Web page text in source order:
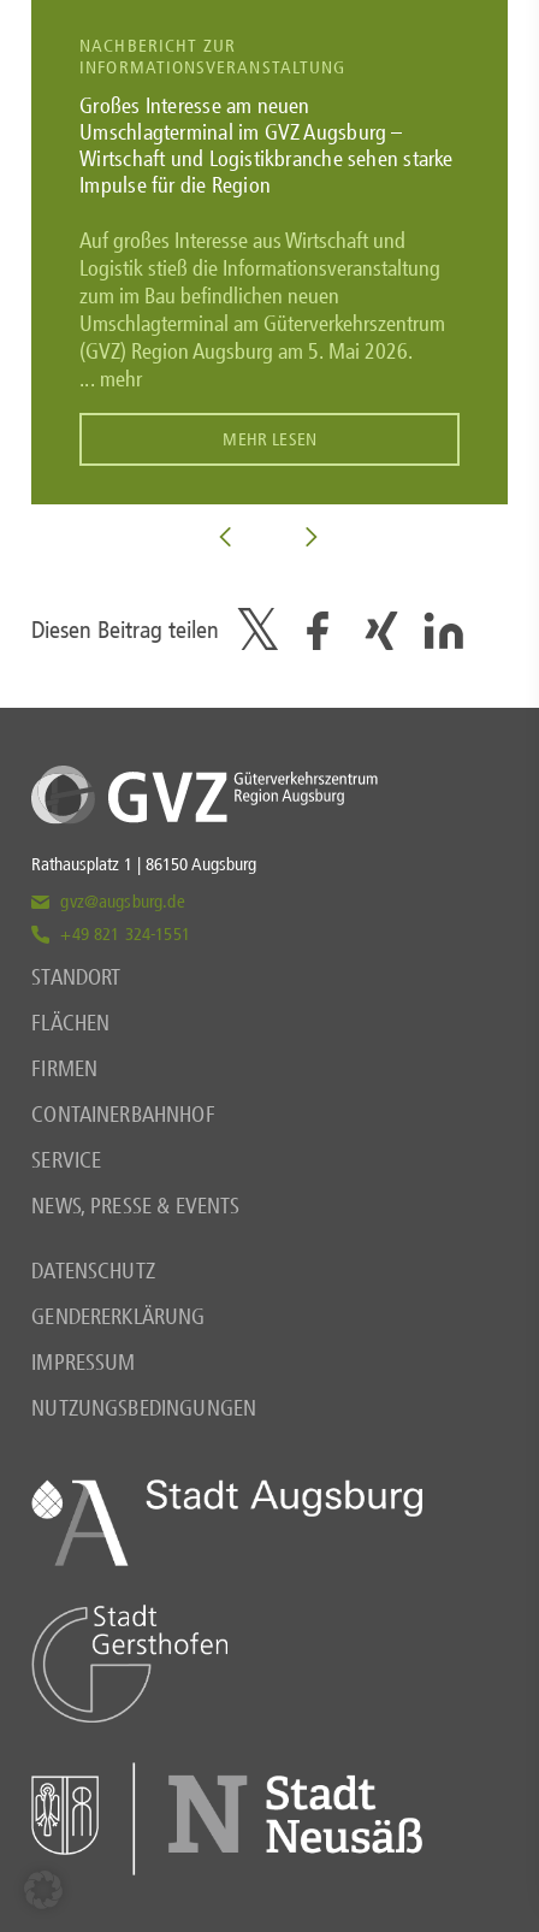
NACHBERICHT ZUR
INFORMATIONSVERANSTALTUNG
Großes Interesse am neuen
Umschlagterminal im GVZ Augsburg –
Wirtschaft und Logistikbranche sehen starke
Impulse für die Region
Auf großes Interesse aus Wirtschaft und
Logistik stieß die Informationsveranstaltung
zum im Bau befindlichen neuen
Umschlagterminal am Güterverkehrszentrum
(GVZ) Region Augsburg am 5. Mai 2026.
... mehr
MEHR LESEN
Diesen Beitrag teilen
Rathausplatz 1 | 86150 Augsburg
gvz@augsburg.de
+49 821 324-1551
STANDORT
FLÄCHEN
FIRMEN
CONTAINERBAHNHOF
SERVICE
NEWS, PRESSE & EVENTS
DATENSCHUTZ
GENDERERKLÄRUNG
IMPRESSUM
NUTZUNGSBEDINGUNGEN